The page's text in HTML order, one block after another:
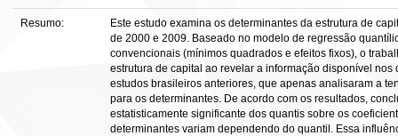
Resumo:
Este estudo examina os determinantes da estrutura de
de 2000 e 2009. Baseado no modelo de regressão
convencionais (mínimos quadrados e efeitos fixos), o
estrutura de capital ao revelar a informação disponível
estudos brasileiros anteriores, que apenas analisaram a
para os determinantes. De acordo com os resultados,
estatisticamente significante dos quantis sobre os
determinantes variam dependendo do quantil. Essa